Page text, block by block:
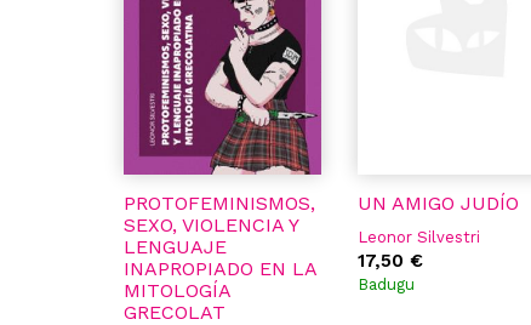
PROTOFEMINISMOS,
SEXO, VIOLENCIA Y
LENGUAJE
INAPROPIADO EN LA
MITOLOGÍA
GRECOLAT
UN AMIGO JUDÍO
Leonor Silvestri
17,50 €
Badugu